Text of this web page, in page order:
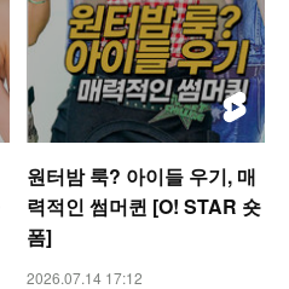
원터밤 룩? 아이들 우기, 매
력적인 썸머퀸 [O! STAR 숏
폼]
2026.07.14 17:12